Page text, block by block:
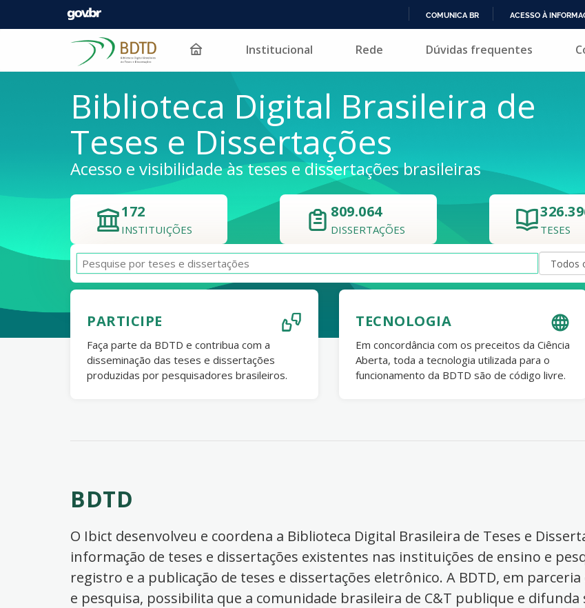
PARA
COMUNICA BR ACESSO À
Pular para o conteúdo Institucional Rede Dúvidas frequentes
Biblioteca Digital Brasileira de
Teses e Dissertações
Acesso e visibilidade às teses e dissertações brasileiras
172
INSTITUIÇÕES
809.064
DISSERTAÇÕES TESES
PARTICIPE
Faça parte da BDTD e contribua com a
disseminação das teses e dissertações
produzidas por pesquisadores brasileiros.
TECNOLOGIA
Em concordância com os preceitos da Ciência
Aberta, toda a tecnologia utilizada para o
funcionamento da BDTD são de código livre.
BDTD
O Ibict desenvolveu e coordena a Biblioteca Digital Brasileira de Teses e
informação de teses e dissertações existentes nas instituições de ensino e
registro e a publicação de teses e dissertações eletrônico. A BDTD, em
e pesquisa, possibilita que a comunidade brasileira de C&T publique e